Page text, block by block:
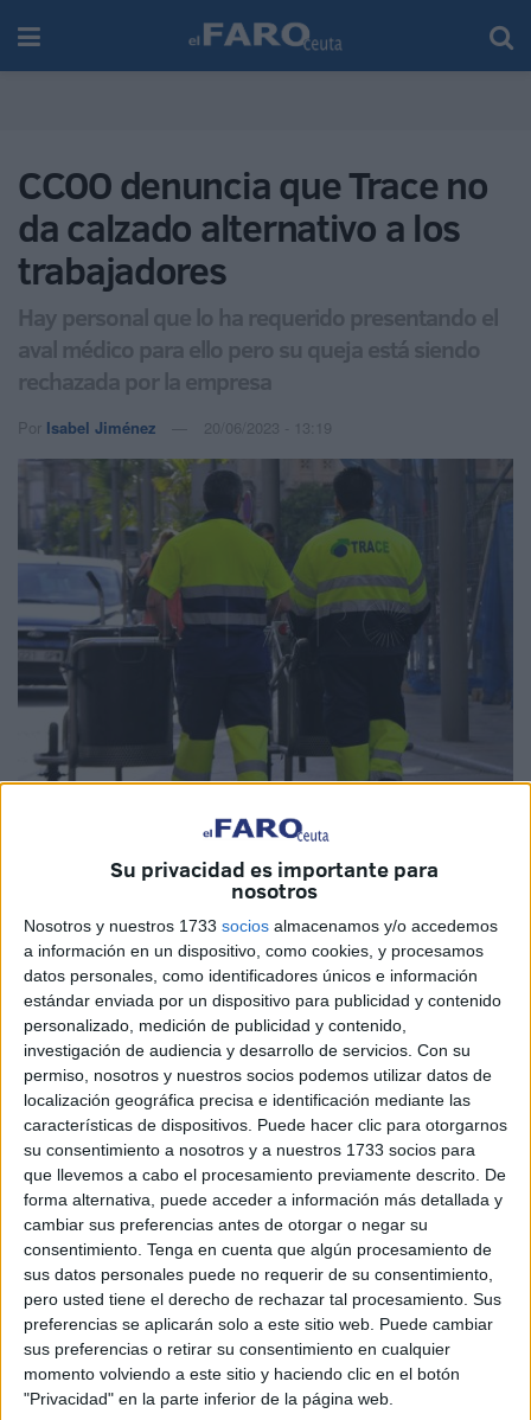
Su privacidad es importante para
nosotros
Nosotros y nuestros 1733 socios almacenamos y/o accedemos
a información en un dispositivo, como cookies, y procesamos
datos personales, como identificadores únicos e información
estándar enviada por un dispositivo para publicidad y contenido
personalizado, medición de publicidad y contenido,
investigación de audiencia y desarrollo de servicios. Con su
permiso, nosotros y nuestros socios podemos utilizar datos de
localización geográfica precisa e identificación mediante las
características de dispositivos. Puede hacer clic para otorgarnos
su consentimiento a nosotros y a nuestros 1733 socios para
que llevemos a cabo el procesamiento previamente descrito. De
forma alternativa, puede acceder a información más detallada y
cambiar sus preferencias antes de otorgar o negar su
consentimiento. Tenga en cuenta que algún procesamiento de
sus datos personales puede no requerir de su consentimiento,
pero usted tiene el derecho de rechazar tal procesamiento. Sus
preferencias se aplicarán solo a este sitio web. Puede cambiar
sus preferencias o retirar su consentimiento en cualquier
momento volviendo a este sitio y haciendo clic en el botón
"Privacidad" en la parte inferior de la página web.
CCOO denuncia que Trace no
da calzado alternativo a los
trabajadores
Hay personal que lo ha requerido presentando el
aval médico para ello pero su queja está siendo
rechazada por la empresa
Por Isabel Jiménez 20/06/2023 - 13:19
CCOO de Ceutavuelve a cargar contra laempresa Trace
y en esta ocasión por no ofrecercalzado alternativoa
aquellos trabajadores que lo necesitan incluso con el aval
médico por delante.
El sindicato recuerda que una de las obligaciones del
empresa es precisamente la de “vigilar la salud de los
trabajadores, orientada a la prevención de los riesgos
laborales, cuyos objetivos generales tiene que ver con la
identificación de losproblemas de saludy la evaluación
de intervenciones preventivas”, expone en una nota de
prensa.
Así Comisiones Obreras, a través de su sección sindical
en la empresa Trace, ha tenido conocimiento de otra
“dejación de funciones” por parte de la dirección de la
empresa en materia de protección de la salud de los